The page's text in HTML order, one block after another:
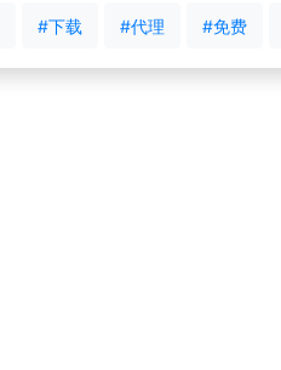
#下载 #代理 #免费